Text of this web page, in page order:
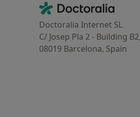
Contacto
Doctoralia - Homepage
Doctoralia Internet SL
C/ Josep Pla 2 - Building
08019 Barcelona, Spain